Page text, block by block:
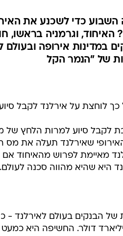
השבוע כדי לשכנע את
במדינות אירופה
של "הנמר הקל
כך לוחצת על אירלנד לקבל
לקבל סיוע למרות הלחץ של
שאירלנד תעלה את
מאיימת לפרוש מהאיחוד
היא שהיא מהווה סכנה לעולם.
הבנקים בעולם לאירלנד -
ל-844 מיליארד דולר. החשיפה